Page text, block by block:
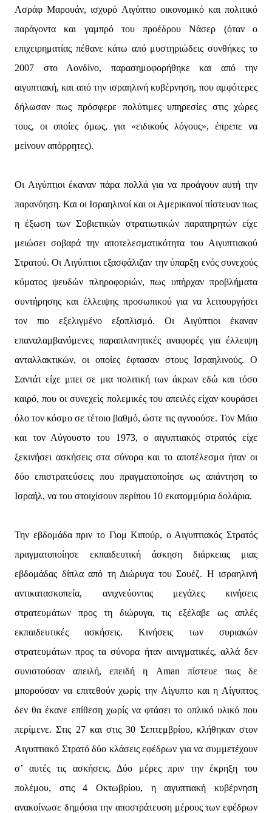
Ασράφ Μαρουάν, ισχυρό Αιγύπτιο οικονομικό και πολιτικό
παράγοντα και γαμπρό του προέδρου Νάσερ (όταν ο
επιχειρηματίας πέθανε κάτω από μυστηριώδεις συνθήκες το
2007 στο Λονδίνο, παρασημοφορήθηκε και από την
αιγυπτιακή, και από την ισραηλινή κυβέρνηση, που αμφότερες
δήλωσαν πως πρόσφερε πολύτιμες υπηρεσίες στις χώρες
τους, οι οποίες όμως, για «ειδικούς λόγους», έπρεπε να
μείνουν απόρρητες).
Οι Αιγύπτιοι έκαναν πάρα πολλά για να προάγουν αυτή την
παρανόηση. Και οι Ισραηλινοί και οι Αμερικανοί πίστευαν πως
η έξωση των Σοβιετικών στρατιωτικών παρατηρητών είχε
μειώσει σοβαρά την αποτελεσματικότητα του Αιγυπτιακού
Στρατού. Οι Αιγύπτιοι εξασφάλιζαν την ύπαρξη ενός συνεχούς
κύματος ψευδών πληροφοριών, πως υπήρχαν προβλήματα
συντήρησης και έλλειψης προσωπικού για να λειτουργήσει
τον πιο εξελιγμένο εξοπλισμό. Οι Αιγύπτιοι έκαναν
επαναλαμβανόμενες παραπλανητικές αναφορές για έλλειψη
ανταλλακτικών, οι οποίες έφτασαν στους Ισραηλινούς. Ο
Σαντάτ είχε μπει σε μια πολιτική των άκρων εδώ και τόσο
καιρό, που οι συνεχείς πολεμικές του απειλές είχαν κουράσει
όλο τον κόσμο σε τέτοιο βαθμό, ώστε τις αγνοούσε. Τον Μάιο
και τον Αύγουστο του 1973, ο αιγυπτιακός στρατός είχε
ξεκινήσει ασκήσεις στα σύνορα και το αποτέλεσμα ήταν οι
δύο επιστρατεύσεις που πραγματοποίησε ως απάντηση το
Ισραήλ, να του στοιχίσουν περίπου 10 εκατομμύρια δολάρια.
Την εβδομάδα πριν το Γιομ Κιπούρ, ο Αιγυπτιακός Στρατός
πραγματοποίησε εκπαιδευτική άσκηση διάρκειας μιας
εβδομάδας δίπλα από τη Διώρυγα του Σουέζ. Η ισραηλινή
αντικατασκοπεία, ανιχνεύοντας μεγάλες κινήσεις
στρατευμάτων προς τη διώρυγα, τις εξέλαβε ως απλές
εκπαιδευτικές ασκήσεις. Κινήσεις των συριακών
στρατευμάτων προς τα σύνορα ήταν αινιγματικές, αλλά δεν
συνιστούσαν απειλή, επειδή η Aman πίστευε πως δε
μπορούσαν να επιτεθούν χωρίς την Αίγυπτο και η Αίγυπτος
δεν θα έκανε επίθεση χωρίς να φτάσει το οπλικό υλικό που
περίμενε. Στις 27 και στις 30 Σεπτεμβρίου, κλήθηκαν στον
Αιγυπτιακό Στρατό δύο κλάσεις εφέδρων για να συμμετέχουν
σ’ αυτές τις ασκήσεις. Δύο μέρες πριν την έκρηξη του
πολέμου, στις 4 Οκτωβρίου, η αιγυπτιακή κυβέρνηση
ανακοίνωσε δημόσια την αποστράτευση μέρους των εφέδρων